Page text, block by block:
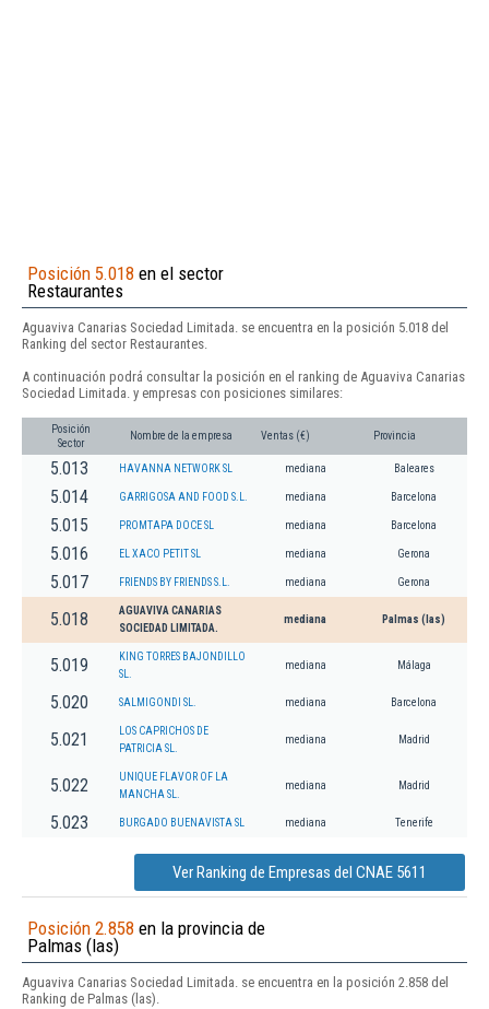
Posición 5.018 en el sector
Restaurantes
Aguaviva Canarias Sociedad Limitada. se encuentra en la posición 5.018 del
Ranking del sector Restaurantes.
A continuación podrá consultar la posición en el ranking de Aguaviva Canarias
Sociedad Limitada. y empresas con posiciones similares:
Posición
Sector
Nombre de la empresa Ventas (€) Provincia
5.013 HAVANNA NETWORK SL mediana Baleares
5.014 GARRIGOSA AND FOOD S.L. mediana Barcelona
5.015 PROMTAPA DOCE SL mediana Barcelona
5.016 EL XACO PETIT SL mediana Gerona
5.017 FRIENDS BY FRIENDS S.L. mediana Gerona
5.018
AGUAVIVA CANARIAS
SOCIEDAD LIMITADA.
mediana Palmas (las)
5.019
KING TORRES BAJONDILLO
SL.
mediana Málaga
5.020 SALMIGONDI SL. mediana Barcelona
5.021
LOS CAPRICHOS DE
PATRICIA SL.
mediana Madrid
5.022
UNIQUE FLAVOR OF LA
MANCHA SL.
mediana Madrid
5.023 BURGADO BUENAVISTA SL mediana Tenerife
Ver Ranking de Empresas del CNAE 5611
Posición 2.858 en la provincia de
Palmas (las)
Aguaviva Canarias Sociedad Limitada. se encuentra en la posición 2.858 del
Ranking de Palmas (las).